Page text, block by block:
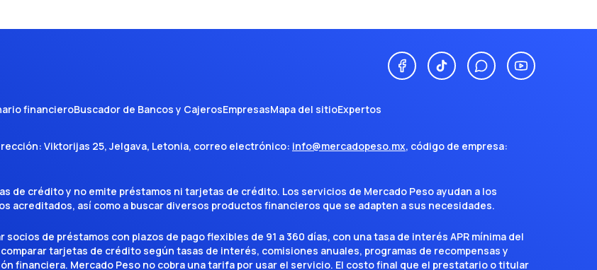
financieroBuscador de Bancos y CajerosEmpresasMapa del sitioExpertos
Viktorijas 25, Jelgava, Letonia, correo electrónico: info@mercadopeso.mx, código de empresa:
de crédito y no emite préstamos ni tarjetas de crédito. Los servicios de Mercado Peso ayudan a los
así como a buscar diversos productos financieros que se adapten a sus necesidades.
de préstamos con plazos de pago flexibles de 91 a 360 días, con una tasa de interés APR mínima del
tarjetas de crédito según tasas de interés, comisiones anuales, programas de recompensas y
financiera. Mercado Peso no cobra una tarifa por usar el servicio. El costo final que el prestatario o titular